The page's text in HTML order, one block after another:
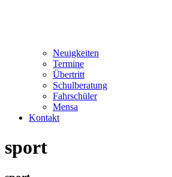
Neuigkeiten
Termine
Übertritt
Schulberatung
Fahrschüler
Mensa
Kontakt
sport